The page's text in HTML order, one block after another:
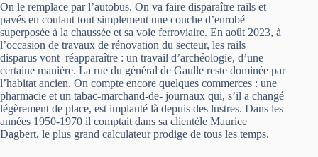
On le remplace par l’autobus. On va faire disparaître rails et
pavés en coulant tout simplement une couche d’enrobé
superposée à la chaussée et sa voie ferroviaire. En août 2023, à
l’occasion de travaux de rénovation du secteur, les rails
disparus vont réapparaître : un travail d’archéologie, d’une
certaine manière. La rue du général de Gaulle reste dominée par
l’habitat ancien. On compte encore quelques commerces : une
pharmacie et un tabac-marchand-de- journaux qui, s’il a changé
légèrement de place, est implanté là depuis des lustres. Dans les
années 1950-1970 il comptait dans sa clientèle Maurice
Dagbert, le plus grand calculateur prodige de tous les temps.